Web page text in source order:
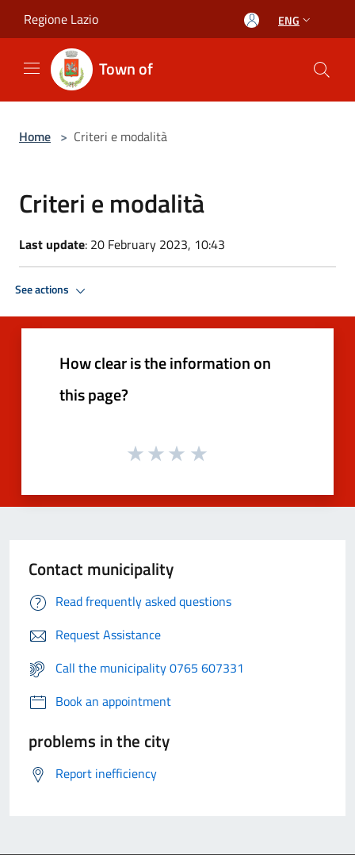
Regione Lazio ENG
Town of
Home > Criteri e modalità
Criteri e modalità
Last update: 20 February 2023, 10:43
See actions
How clear is the information on
this page?
Contact municipality
Read frequently asked questions
Request Assistance
Call the municipality 0765 607331
Book an appointment
problems in the city
Report inefficiency